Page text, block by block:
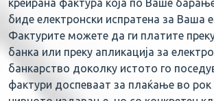
креирана фактура која по Ваше
биде електронски испратена за Ваша
Фактурите можете да ги платите
банка или преку апликација за
банкарство доколку истото го
фактури доспеваат за плаќање во